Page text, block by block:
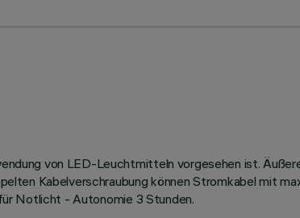
von LED-Leuchtmitteln vorgesehen ist.
Kabelverschraubung können Stromkabel mit
Notlicht - Autonomie 3 Stunden.